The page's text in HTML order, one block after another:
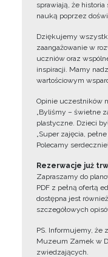
sprawiają, że
nauką poprzez
Dziękujemy
zaangażowanie w
uczniów oraz
inspiracji. Mamy
wartościowym
Opinie uczestników
„Byliśmy – świetne
plastyczne. Dzieci
„Super zajęcia,
Polecamy
Rezerwacje już
Zapraszamy do
PDF z pełną ofertą
dostępna jest
szczegółowych
PS. Informujemy, że
Muzeum Zamek w
zwiedzających.